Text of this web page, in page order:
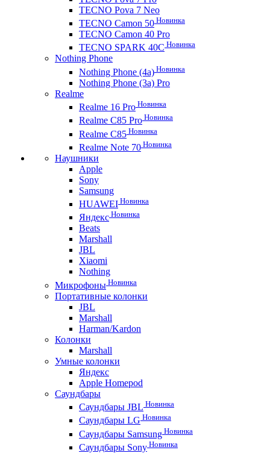
TECNO Pova 7 Neo
TECNO Camon 50 Новинка
TECNO Camon 40 Pro
TECNO SPARK 40C Новинка
Nothing Phone
Nothing Phone (4a) Новинка
Nothing Phone (3a) Pro
Realme
Realme 16 Pro Новинка
Realme C85 Pro Новинка
Realme C85 Новинка
Realme Note 70 Новинка
Наушники
Apple
Sony
Samsung
HUAWEI Новинка
Яндекс Новинка
Beats
Marshall
JBL
Xiaomi
Nothing
Микрофоны Новинка
Портативные колонки
JBL
Marshall
Harman/Kardon
Колонки
Marshall
Умные колонки
Яндекс
Apple Homepod
Саундбары
Саундбары JBL Новинка
Саундбары LG Новинка
Саундбары Samsung Новинка
Саундбары Sony Новинка